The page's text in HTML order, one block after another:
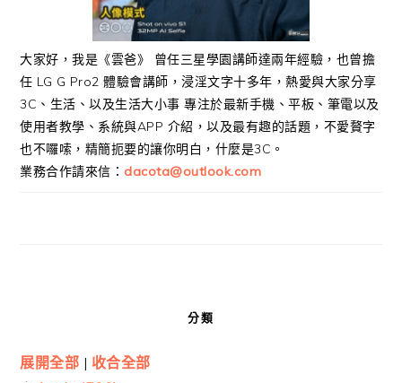
大家好，我是《雲爸》 曾任三星學園講師達兩年經驗，也曾擔
任 LG G Pro2 體驗會講師，浸淫文字十多年，熱愛與大家分享
3C、生活、以及生活大小事 專注於最新手機、平板、筆電以及
使用者教學、系統與APP 介紹，以及最有趣的話題，不愛贅字
也不囉嗦，精簡扼要的讓你明白，什麼是3C。
業務合作請來信： dacota@outlook.com
分類
展開全部 | 收合全部